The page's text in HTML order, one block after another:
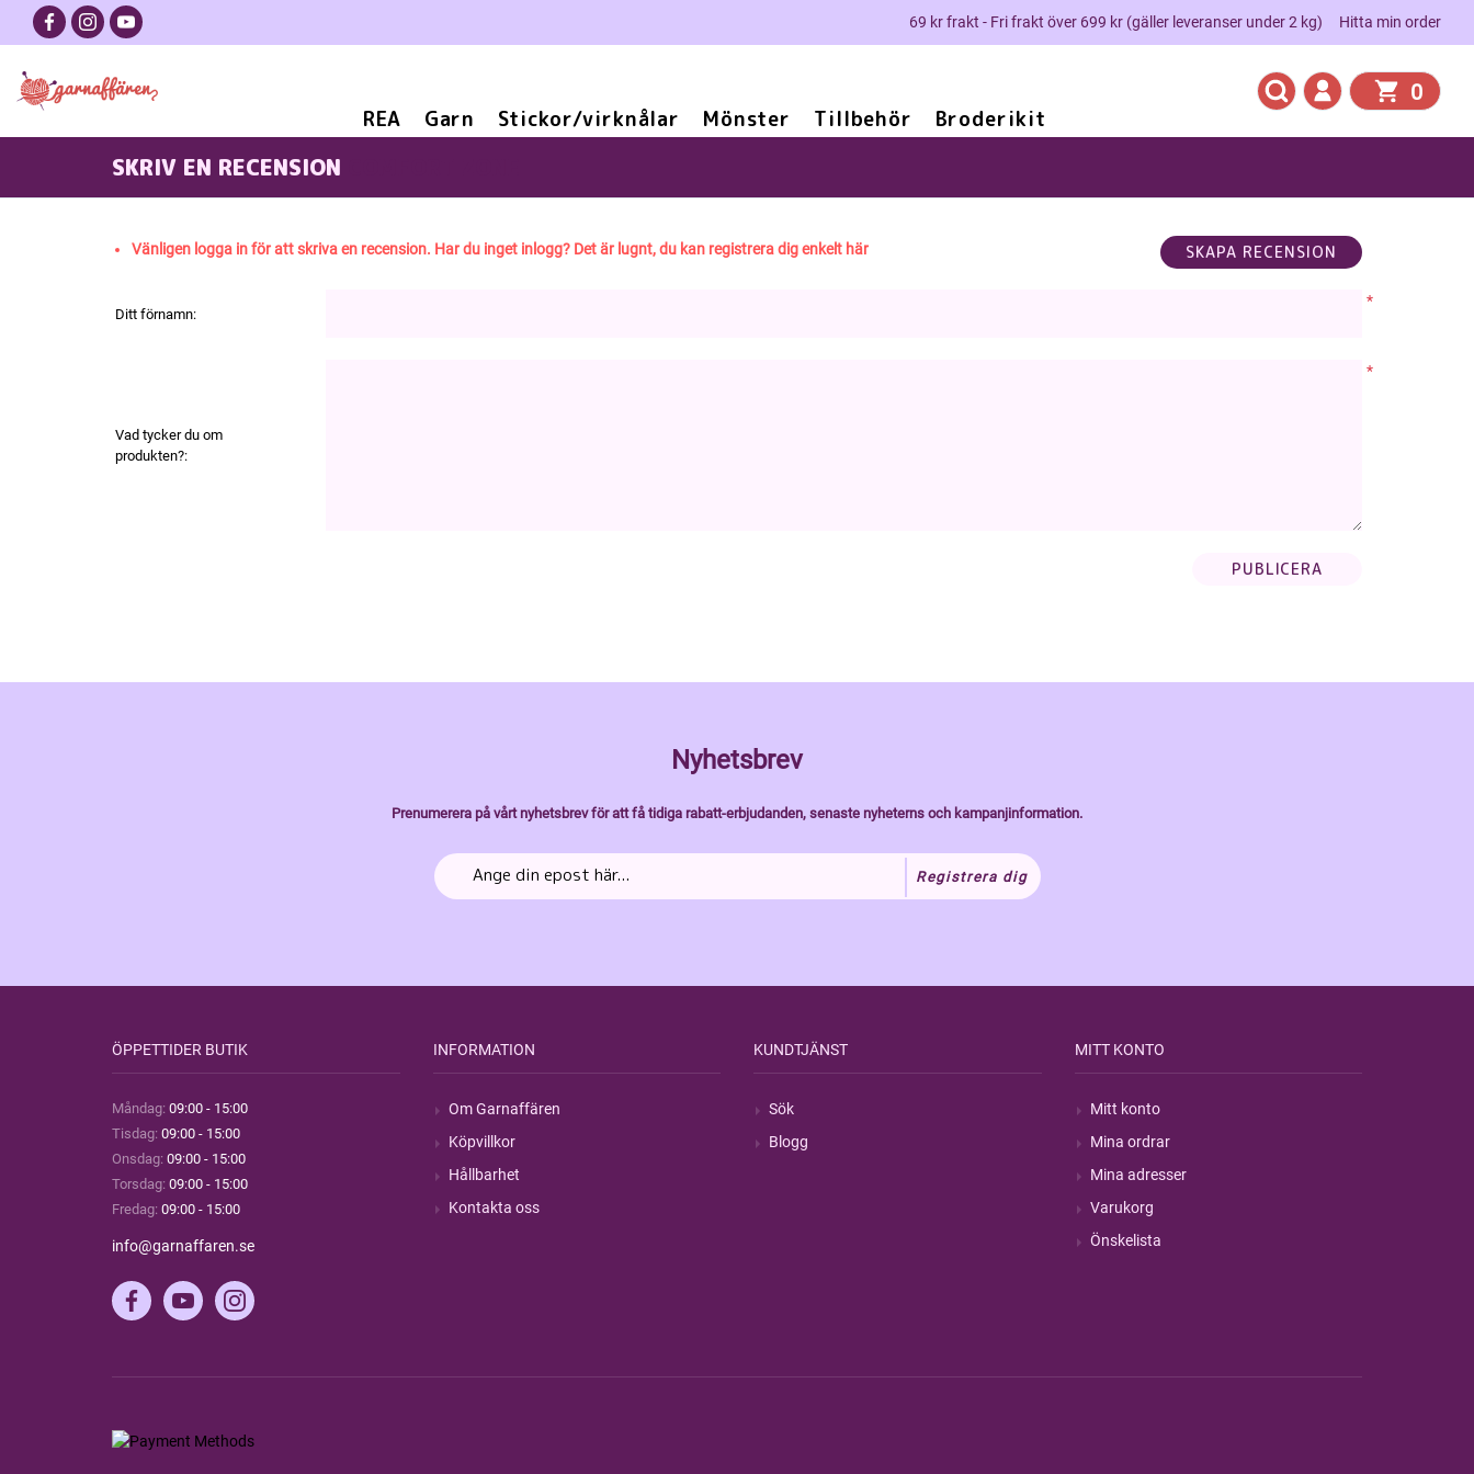
69 kr frakt - Fri frakt över 699 kr (gäller leveranser under 2 kg) Hitta min order
REA Garn Stickor/virknålar Mönster Tillbehör Broderikit
0
SKRIV EN RECENSION
Vänligen logga in för att skriva en recension. Har du inget inlogg? Det är lugnt, du kan registrera dig enkelt här
Ditt förnamn:
*
Vad tycker du om
produkten?:
*
Nyhetsbrev
Prenumerera på vårt nyhetsbrev för att få tidiga rabatt-erbjudanden, senaste nyheterns och kampanjinformation.
Registrera dig
ÖPPETTIDER BUTIK
Måndag: 09:00 - 15:00
Tisdag: 09:00 - 15:00
Onsdag: 09:00 - 15:00
Torsdag: 09:00 - 15:00
Fredag: 09:00 - 15:00
info@garnaffaren.se
INFORMATION
Om Garnaffären
Köpvillkor
Hållbarhet
Kontakta oss
KUNDTJÄNST
Sök
Blogg
MITT KONTO
Mitt konto
Mina ordrar
Mina adresser
Varukorg
Önskelista